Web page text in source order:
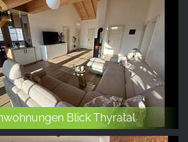
Blick Thyratal